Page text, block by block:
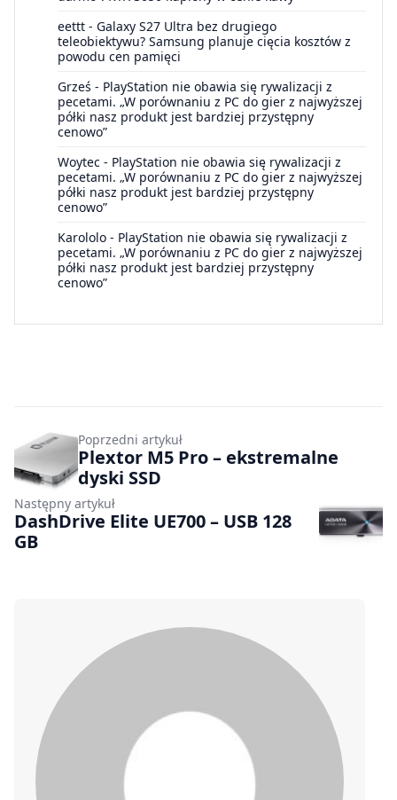
eettt - Galaxy S27 Ultra bez drugiego
teleobiektywu? Samsung planuje cięcia kosztów z
powodu cen pamięci
Grześ - PlayStation nie obawia się rywalizacji z
pecetami. „W porównaniu z PC do gier z najwyższej
półki nasz produkt jest bardziej przystępny
cenowo”
Woytec - PlayStation nie obawia się rywalizacji z
pecetami. „W porównaniu z PC do gier z najwyższej
półki nasz produkt jest bardziej przystępny
cenowo”
Karololo - PlayStation nie obawia się rywalizacji z
pecetami. „W porównaniu z PC do gier z najwyższej
półki nasz produkt jest bardziej przystępny
cenowo”
Poprzedni artykuł
Plextor M5 Pro – ekstremalne
dyski SSD
Następny artykuł
DashDrive Elite UE700 – USB 128
GB